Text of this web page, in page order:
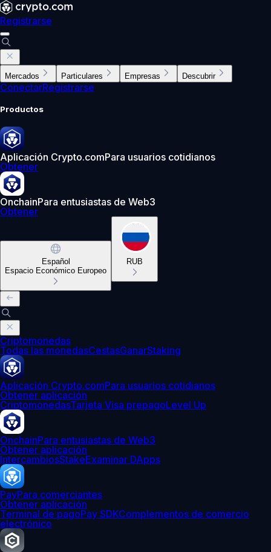
Registrarse
Mercados Particulares Empresas Descubrir
ConectarRegistrarse
Productos
Aplicación Crypto.comPara usuarios cotidianos
Obtener
OnchainPara entusiastas de Web3
Obtener
Español
Espacio Económico Europeo
RUB
Criptomonedas
Todas las monedasCestasGanarStaking
Aplicación Crypto.comPara usuarios cotidianos
Obtener aplicación
CriptomonedasTarjeta Visa prepagoLevel Up
OnchainPara entusiastas de Web3
Obtener aplicación
IntercambiosStakeExaminar DApps
PayPara comerciantes
Obtener aplicación
Terminal de pagoPay SDKComplementos de comercio
electrónico